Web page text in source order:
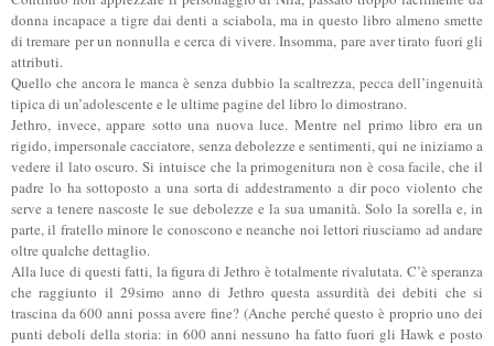
donna incapace a tigre dai denti a sciabola, ma in questo libro almeno smette
di tremare per un nonnulla e cerca di vivere. Insomma, pare aver tirato fuori gli
attributi.
Quello che ancora le manca è senza dubbio la scaltrezza, pecca dell’ingenuità
tipica di un’adolescente e le ultime pagine del libro lo dimostrano.
Jethro, invece, appare sotto una nuova luce. Mentre nel primo libro era un
rigido, impersonale cacciatore, senza debolezze e sentimenti, qui ne iniziamo a
vedere il lato oscuro. Si intuisce che la primogenitura non è cosa facile, che il
padre lo ha sottoposto a una sorta di addestramento a dir poco violento che
serve a tenere nascoste le sue debolezze e la sua umanità. Solo la sorella e, in
parte, il fratello minore le conoscono e neanche noi lettori riusciamo ad andare
oltre qualche dettaglio.
Alla luce di questi fatti, la figura di Jethro è totalmente rivalutata. C’è speranza
che raggiunto il 29simo anno di Jethro questa assurdità dei debiti che si
trascina da 600 anni possa avere fine? (Anche perché questo è proprio uno dei
punti deboli della storia: in 600 anni nessuno ha fatto fuori gli Hawk e posto